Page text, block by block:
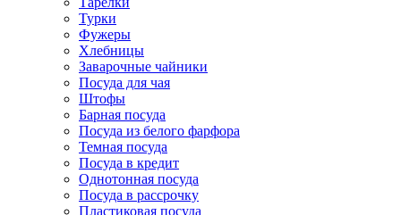
Турки
Фужеры
Хлебницы
Заварочные чайники
Посуда для чая
Штофы
Барная посуда
Посуда из белого фарфора
Темная посуда
Посуда в кредит
Однотонная посуда
Посуда в рассрочку
Пластиковая посуда